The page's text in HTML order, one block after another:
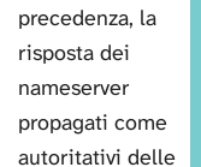
precedenza, la
risposta dei
nameserver
propagati come
autoritativi delle